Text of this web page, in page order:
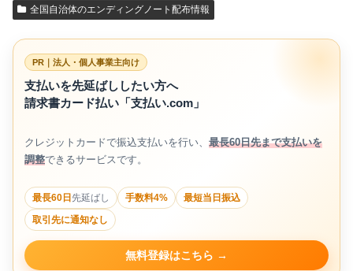
全国自治体のエンディングノート配布情報
PR｜法人・個人事業主向け
支払いを先延ばししたい方へ
請求書カード払い「支払い.com」
クレジットカードで振込支払いを行い、 最長60日先まで支払いを
調整できるサービスです。
最長60日 先延ばし 手数料4%
最短当日振込
取引先に通知なし
無料登録はこちら